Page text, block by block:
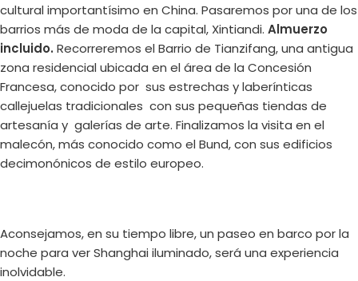
cultural importantísimo en China. Pasaremos por una de los
barrios más de moda de la capital, Xintiandi. Almuerzo
incluido. Recorreremos el Barrio de Tianzifang, una antigua
zona residencial ubicada en el área de la Concesión
Francesa, conocido por sus estrechas y laberínticas
callejuelas tradicionales con sus pequeñas tiendas de
artesanía y galerías de arte. Finalizamos la visita en el
malecón, más conocido como el Bund, con sus edificios
decimonónicos de estilo europeo.
Aconsejamos, en su tiempo libre, un paseo en barco por la
noche para ver Shanghai iluminado, será una experiencia
inolvidable.